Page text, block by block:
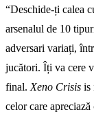
“Deschide-ți calea
arsenalul de 10
adversari variați,
jucători. Îți va cere
final.Xeno Crisis is
celor care